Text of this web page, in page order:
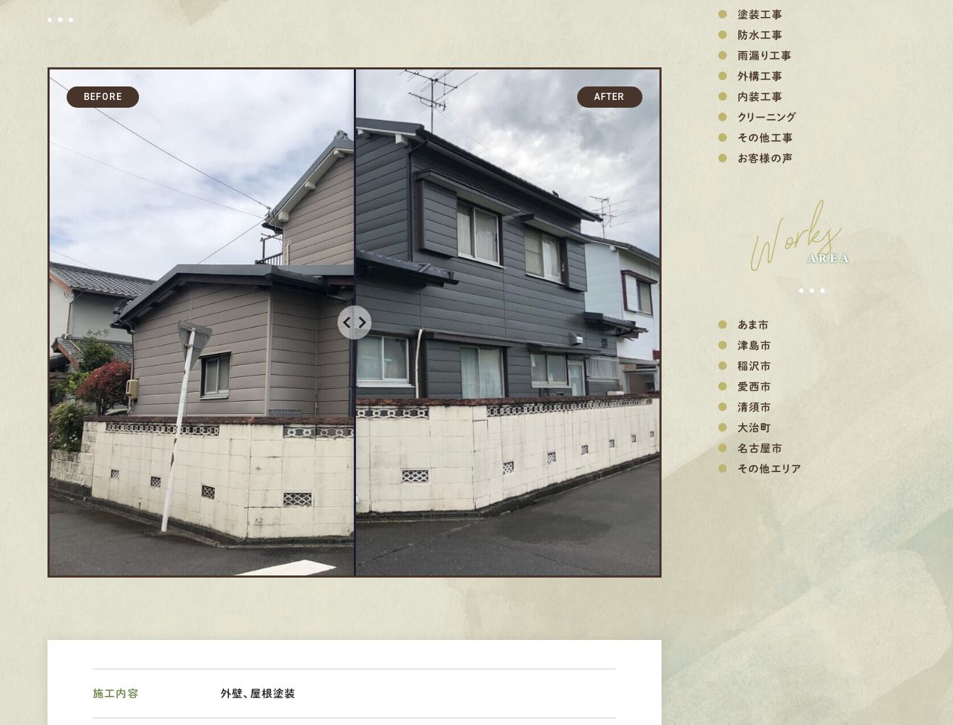
施工内容 外壁、屋根塗装
塗装工事
防水工事
雨漏り工事
外構工事
内装工事
クリーニング
その他工事
お客様の声
Works
AREA
あま市
津島市
稲沢市
愛西市
清須市
大治町
名古屋市
その他エリア